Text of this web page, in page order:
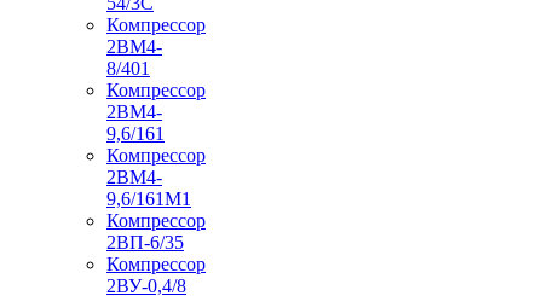
Компрессор
2ВМ4-
8/401
Компрессор
2ВМ4-
9,6/161
Компрессор
2ВМ4-
9,6/161М1
Компрессор
2ВП-6/35
Компрессор
2ВУ-0,4/8